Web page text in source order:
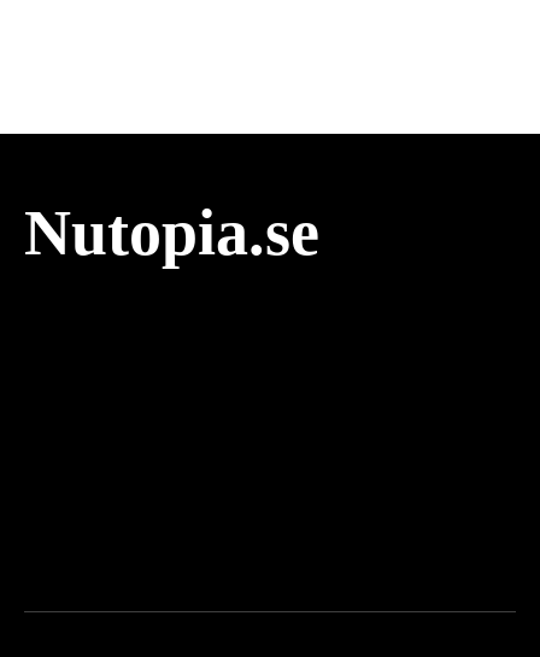
Nutopia.se